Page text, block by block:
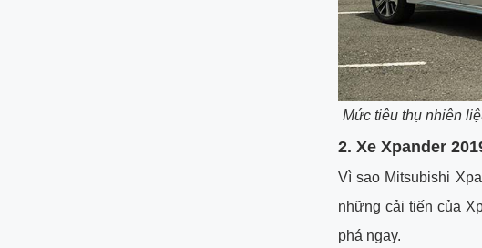
Mức tiêu thụ nhiên
2. Xe Xpander
Vì sao Mitsubishi
những cải tiến của
phá ngay.